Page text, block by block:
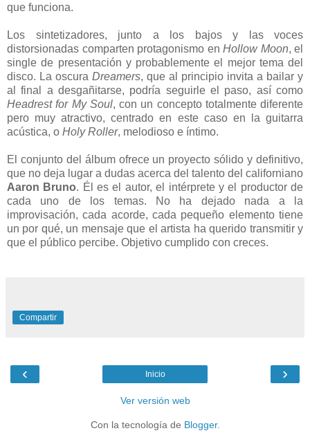
que funciona.
Los sintetizadores, junto a los bajos y las voces
distorsionadas comparten protagonismo en Hollow Moon, el
single de presentación y probablemente el mejor tema del
disco. La oscura Dreamers, que al principio invita a bailar y
al final a desgañitarse, podría seguirle el paso, así como
Headrest for My Soul, con un concepto totalmente diferente
pero muy atractivo, centrado en este caso en la guitarra
acústica, o Holy Roller, melodioso e íntimo.
El conjunto del álbum ofrece un proyecto sólido y definitivo,
que no deja lugar a dudas acerca del talento del californiano
Aaron Bruno. Él es el autor, el intérprete y el productor de
cada uno de los temas. No ha dejado nada a la
improvisación, cada acorde, cada pequeño elemento tiene
un por qué, un mensaje que el artista ha querido transmitir y
que el público percibe. Objetivo cumplido con creces.
Compartir
‹ ›
Inicio
Ver versión web
Con la tecnología de Blogger.